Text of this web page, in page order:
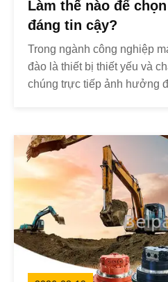
Làm thế nào để
đáng tin cậy?
Trong ngành công nghiệp
đào là thiết bị thiết yếu và
chúng trực tiếp ảnh hưởng
tiên, phải chú ý đến các